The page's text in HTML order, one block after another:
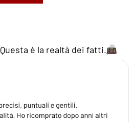
Questa è la realtà dei fatti.